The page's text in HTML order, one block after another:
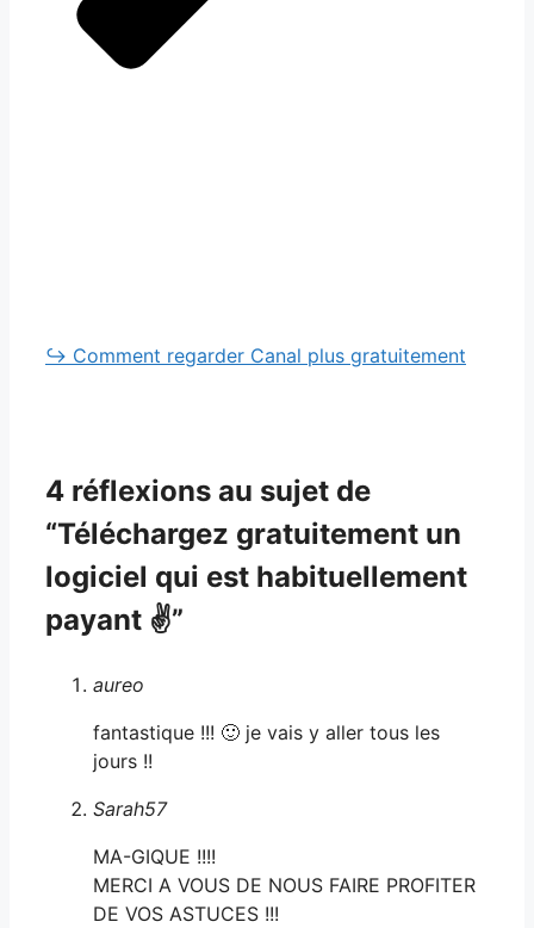
↪ Comment regarder Canal plus gratuitement
4 réflexions au sujet de
“Téléchargez gratuitement un
logiciel qui est habituellement
payant ✌”
aureo
fantastique !!! 🙂 je vais y aller tous les
jours !!
Sarah57
MA-GIQUE !!!!
MERCI A VOUS DE NOUS FAIRE PROFITER
DE VOS ASTUCES !!!